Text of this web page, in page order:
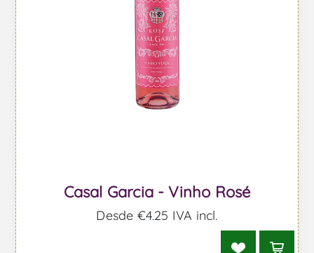
Casal Garcia - Vinho Rosé
Desde €4,25 IVA incl.